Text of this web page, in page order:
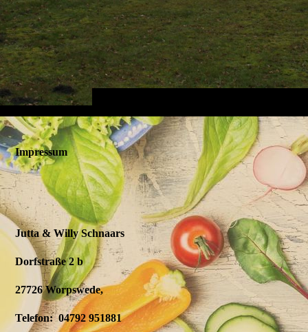
Impressum
Jutta & Willy Schnaars
Dorfstraße 2 b
27726 Worpswede,
Telefon: 04792 951881